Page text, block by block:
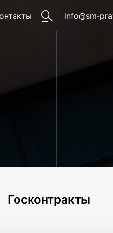
info@sm-
Госконтракты